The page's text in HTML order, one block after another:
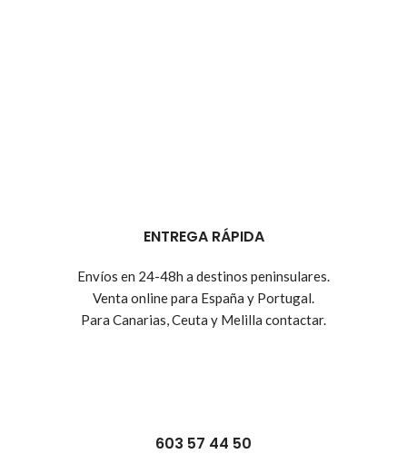
ENTREGA RÁPIDA
Envíos en 24-48h a destinos peninsulares.
Venta online para España y Portugal.
Para Canarias, Ceuta y Melilla contactar.
603 57 44 50